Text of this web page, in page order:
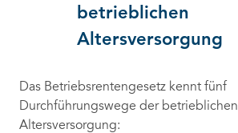
betrieblichen
Altersversorgung
Das Betriebsrentengesetz kennt fünf
Durchführungswege der betrieblichen
Altersversorgung: